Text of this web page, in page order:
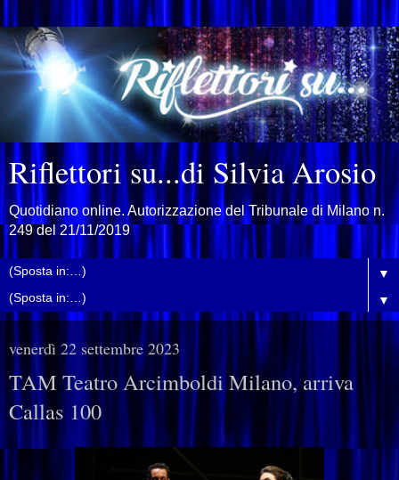
Riflettori su...di Silvia Arosio
Quotidiano online. Autorizzazione del Tribunale di Milano n.
249 del 21/11/2019
▼
▼
venerdì 22 settembre 2023
TAM Teatro Arcimboldi Milano, arriva
Callas 100